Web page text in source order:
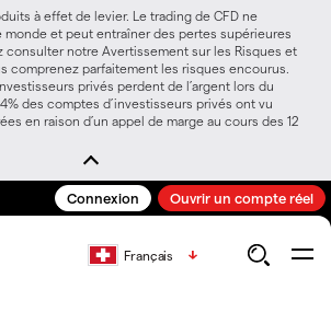
à effet de levier. Le trading de CFD ne
monde et peut entraîner des pertes supérieures
consulter notre Avertissement sur les Risques et
comprenez parfaitement les risques encourus.
privés perdent de l’argent lors du
des comptes d’investisseurs privés ont vu
en raison d’un appel de marge au cours des 12
Connexion Ouvrir un compte réel
Français